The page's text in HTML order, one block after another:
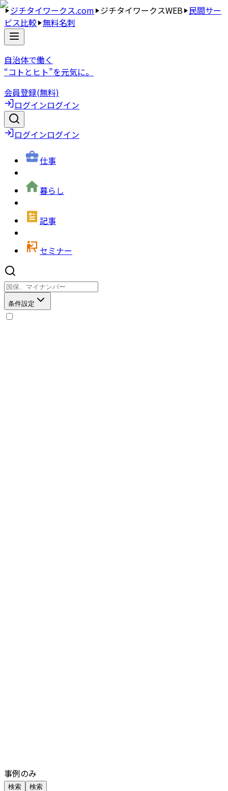
ジチタイワークス.com ジチタイワークスWEB 民間サー
ビス比較 無料名刺
自治体で働く
“コトとヒト”を元気に。
会員登録(無料)
ログインログイン
ログインログイン
仕事
暮らし
記事
セミナー
条件設定
事例のみ
検索 検索